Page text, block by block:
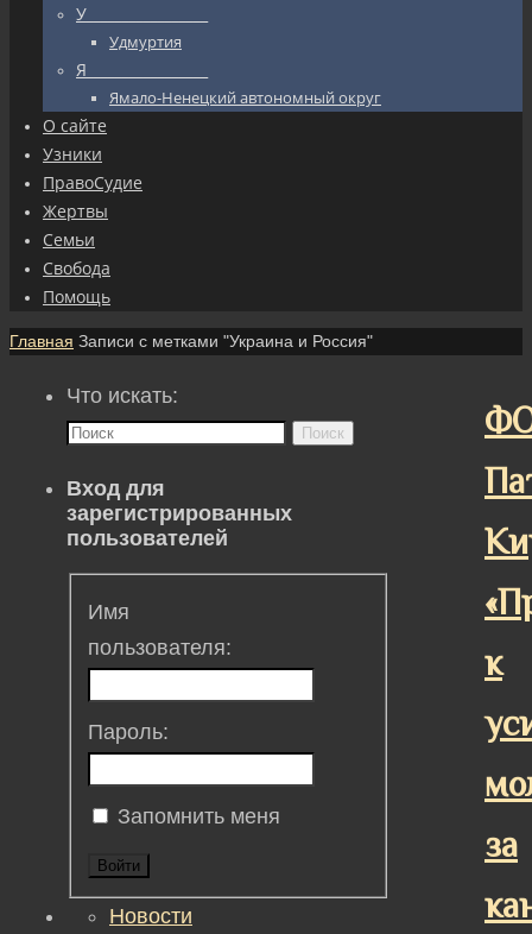
У_________________
Удмуртия
Я_________________
Ямало-Ненецкий автономный округ
О сайте
Узники
ПравоСудие
Жертвы
Семьи
Свобода
Помощь
Главная Записи с метками "Украина и Россия"
к
за
Что искать:
Поиск
Вход для
зарегистрированных
пользователей
Имя
пользователя:
Пароль:
Запомнить меня
Войти
Новости